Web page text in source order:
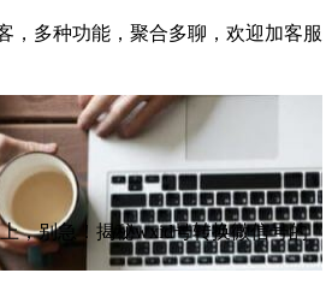
，多种功能，聚合多聊，欢迎加客服
，别急！揭秘wxid号转换微信号的